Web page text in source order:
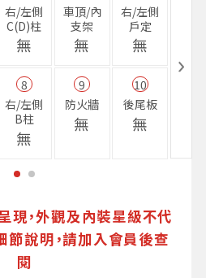
右/左側
C(D)柱
無
車頂/內
支架
無
右/左側
戶定
無
8
右/左側
B柱
無
9
防火牆
無
10
後尾板
無
現，外觀及內裝星級不代
節說明，請加入會員後查
閱